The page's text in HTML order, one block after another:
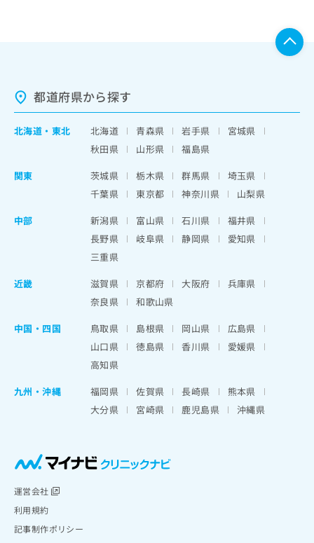
都道府県から探す
北海道 ・ 東北 北海道 青森県 岩手県
宮城県
秋田県
山形県
福島県
関東
茨城県 栃木県 群馬県
埼玉県
千葉県
東京都 神奈川県
山梨県
中部
新潟県 富山県 石川県
福井県
長野県
岐阜県 静岡県
愛知県
三重県
近畿
滋賀県 京都府 大阪府
兵庫県
奈良県
和歌山県
中国・四国
鳥取県 島根県 岡山県
広島県
山口県
徳島県 香川県
愛媛県
高知県
九州・沖縄
福岡県 佐賀県 長崎県
熊本県
大分県
宮崎県 鹿児島県 沖縄県
運営会社
利用規約
記事制作ポリシー